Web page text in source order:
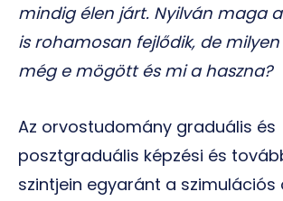
mindig élen járt. Nyilván maga
is rohamosan fejlődik, de
még e mögött és mi a haszna?
Az orvostudomány graduális és
posztgraduális képzési és
szintjein egyaránt a szimulációs